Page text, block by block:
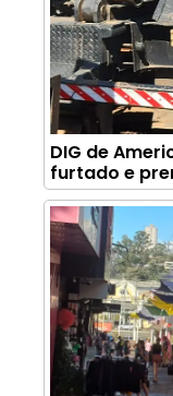
DIG de
furtado e